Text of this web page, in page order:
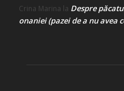
Crina Marina la Despre
onaniei (pazei de a nu avea